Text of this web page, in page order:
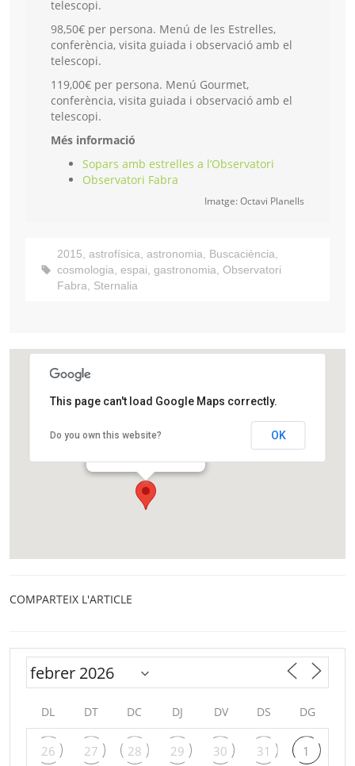
telescopi.
98,50€ per persona. Menú de les Estrelles,
conferència, visita guiada i observació amb el
telescopi.
119,00€ per persona. Menú Gourmet,
conferència, visita guiada i observació amb el
telescopi.
Més informació
Sopars amb estrelles a l’Observatori
Observatori Fabra
Imatge: Octavi Planells
2015, astrofísica, astronomia, Buscaciència,
cosmologia, espai, gastronomia, Observatori
Fabra, Sternalia
Observatori Fabra
Camí de l'Observatori, s/n
This page can't load Google Maps correctly.
Do you own this website? OK
COMPARTEIX L'ARTICLE
DL DT DC DJ DV DS DG
26 27 28 29 30 31 1